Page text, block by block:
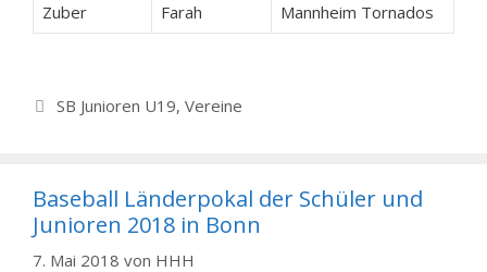
Zuber
Farah Mannheim Tornados
Kategorien
SB Junioren U19, Vereine
Baseball Länderpokal der Schüler und
Junioren 2018 in Bonn
7. Mai 2018 von HHH